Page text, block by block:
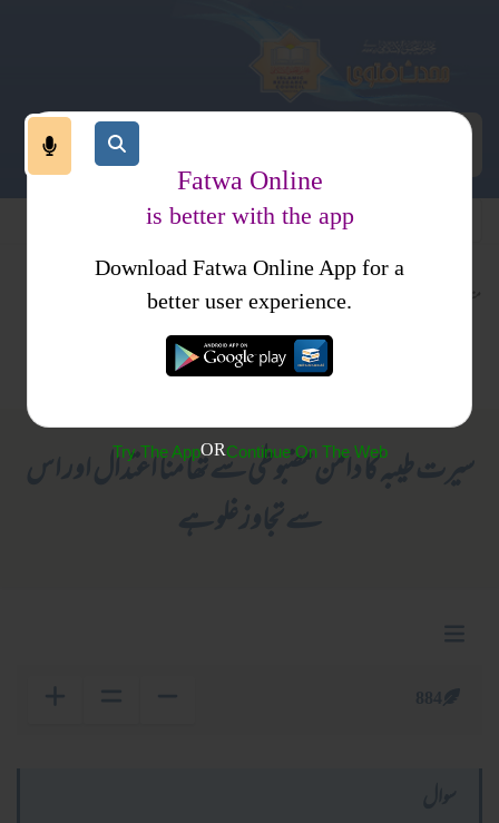
عقیدہ و منہج
معاصر بدعی اور شرکیہ عقائد
سیرت طیبہ کا دامن مضبوطی سے تھا منا اعتدال اور اس
سے تجاوز غلو ہے
Fatwa Online
is better with the app
Download Fatwa Online App for a
better user experience.
Try The AppORContinue On The Web